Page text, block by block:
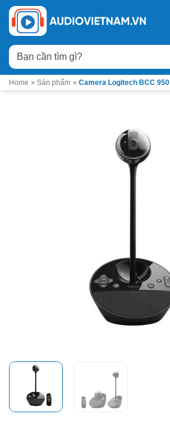
Bỏ
qua
nội
dung
Tìm
kiếm:
Home » Sản phẩm » Camera Logitech BCC 950